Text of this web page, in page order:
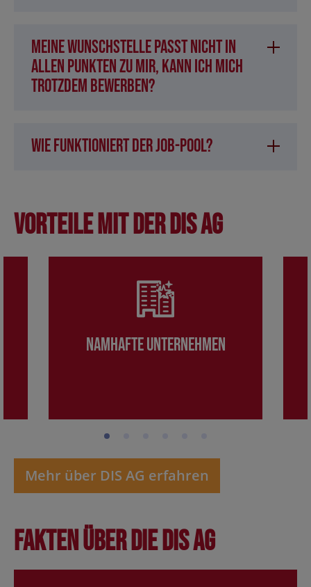
Meine Wunschstelle passt nicht in
allen Punkten zu mir, kann ich mich
trotzdem bewerben?
Wie funktioniert der Job-Pool?
Vorteile mit der DIS AG
Namhafte Unternehmen
Mehr über DIS AG erfahren
Fakten über die DIS AG